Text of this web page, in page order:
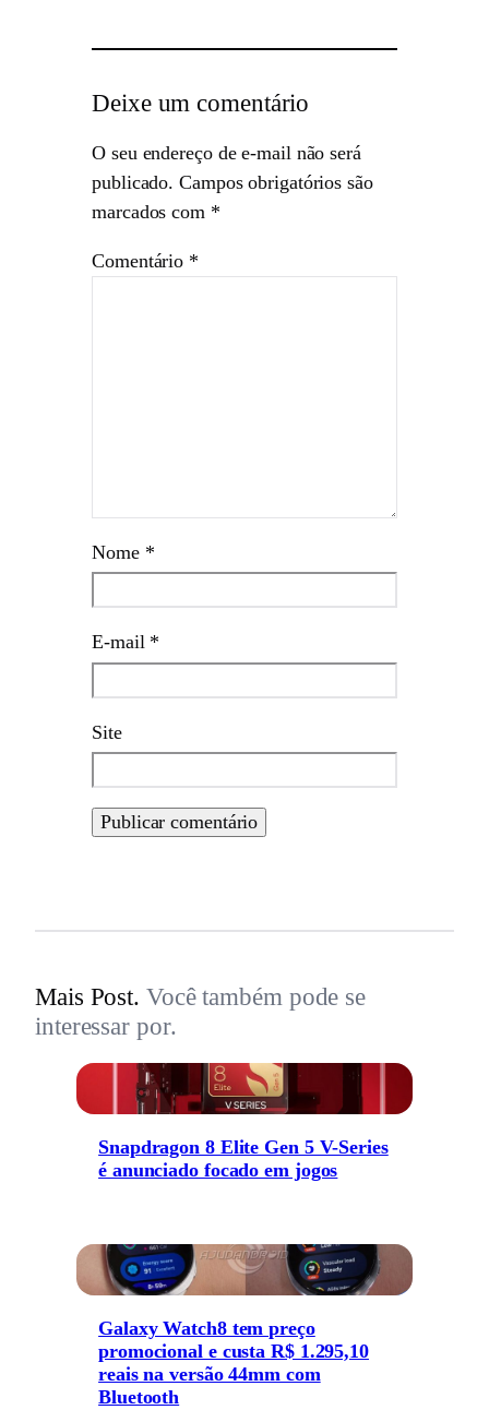
Deixe um comentário
O seu endereço de e-mail não será
publicado. Campos obrigatórios são
marcados com *
Comentário *
Nome *
E-mail *
Site
Mais Post. Você também pode se
interessar por.
Snapdragon 8 Elite Gen 5 V-Series
é anunciado focado em jogos
Galaxy Watch8 tem preço
promocional e custa R$ 1.295,10
reais na versão 44mm com
Bluetooth